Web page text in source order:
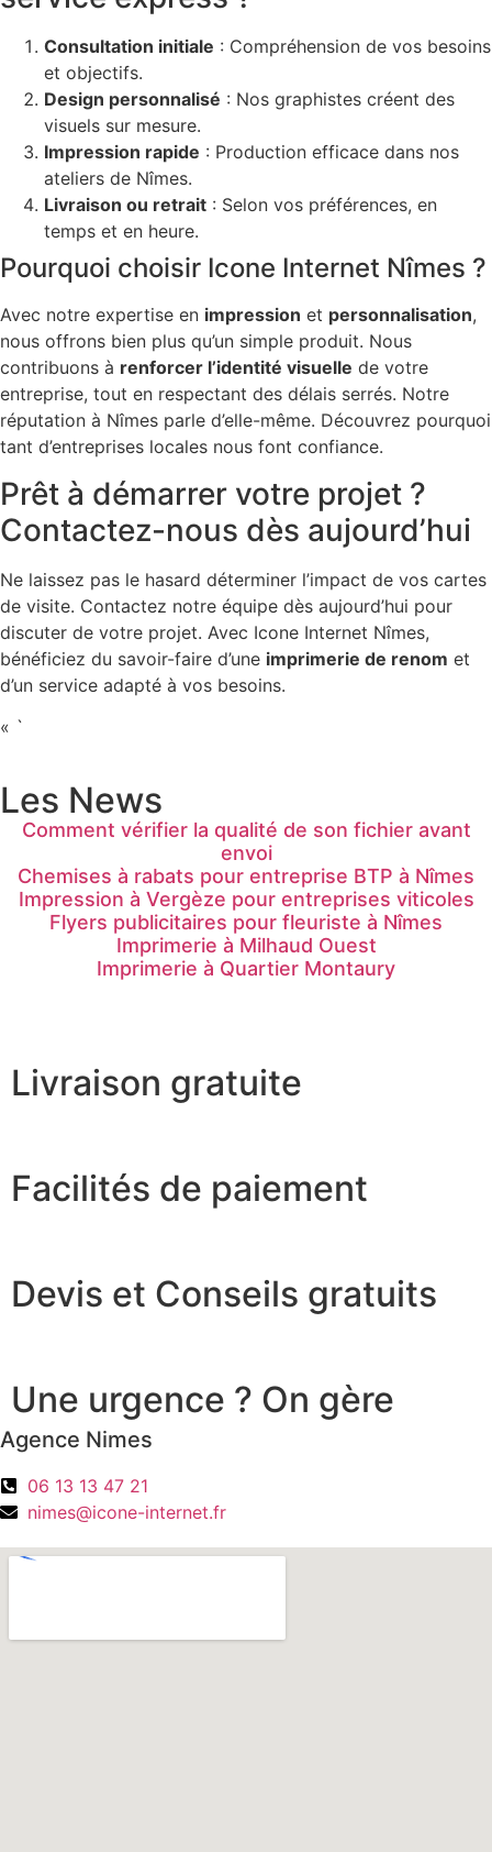
Consultation initiale : Compréhension de vos besoins
et objectifs.
Design personnalisé : Nos graphistes créent des
visuels sur mesure.
Impression rapide : Production efficace dans nos
ateliers de Nîmes.
Livraison ou retrait : Selon vos préférences, en
temps et en heure.
Pourquoi choisir Icone Internet Nîmes ?
Avec notre expertise en impression et personnalisation,
nous offrons bien plus qu’un simple produit. Nous
contribuons à renforcer l’identité visuelle de votre
entreprise, tout en respectant des délais serrés. Notre
réputation à Nîmes parle d’elle-même. Découvrez pourquoi
tant d’entreprises locales nous font confiance.
Prêt à démarrer votre projet ?
Contactez-nous dès aujourd’hui
Ne laissez pas le hasard déterminer l’impact de vos cartes
de visite. Contactez notre équipe dès aujourd’hui pour
discuter de votre projet. Avec Icone Internet Nîmes,
bénéficiez du savoir-faire d’une imprimerie de renom et
d’un service adapté à vos besoins.
« `
Les News
Comment vérifier la qualité de son fichier avant
envoi
Chemises à rabats pour entreprise BTP à Nîmes
Impression à Vergèze pour entreprises viticoles
Flyers publicitaires pour fleuriste à Nîmes
Imprimerie à Milhaud Ouest
Imprimerie à Quartier Montaury
Livraison gratuite
Facilités de paiement
Devis et Conseils gratuits
Une urgence ? On gère
Agence Nimes
06 13 13 47 21
nimes@icone-internet.fr